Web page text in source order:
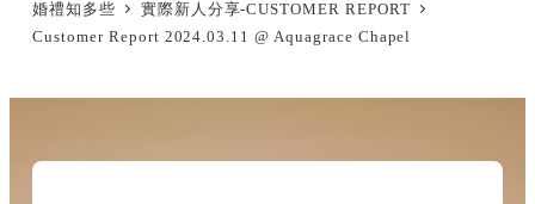
婚禮知多些
實際新人分享-CUSTOMER REPORT
Customer Report 2024.03.11 @ Aquagrace Chapel